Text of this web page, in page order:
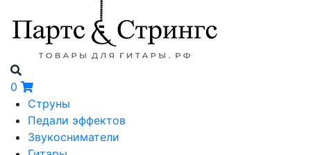
0
Струны
Педали эффектов
Звукосниматели